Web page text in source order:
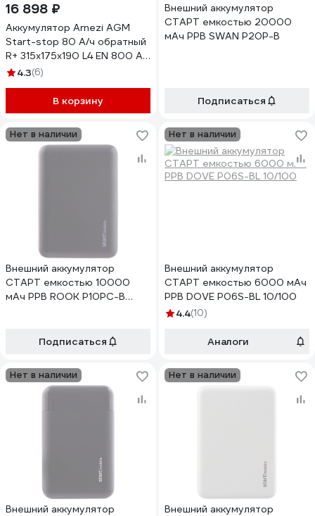
16 898 ₽
Аккумулятор Arnezi AGM
Start-stop 80 А/ч обратный
R+ 315x175x190 L4 EN 800 А
E4080800
4.3(6)
В корзину
Внешний аккумулятор
СТАРТ емкостью 20000
мАч PPB SWAN P20P-B
Подписаться
Нет в наличии
Внешний аккумулятор
СТАРТ емкостью 10000
мАч PPB ROOK P10PC-B
Подписаться
Нет в наличии
Внешний аккумулятор
СТАРТ емкостью 6000 мАч
PPB DOVE P06S-BL 10/100
4.4(10)
Аналоги
Нет в наличии
Внешний аккумулятор
Нет в наличии
Внешний аккумулятор